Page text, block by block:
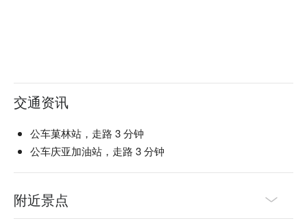
交通资讯
公车菓林站，走路 3 分钟
公车庆亚加油站，走路 3 分钟
附近景点